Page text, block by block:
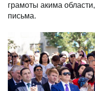
грамоты акима
письма.